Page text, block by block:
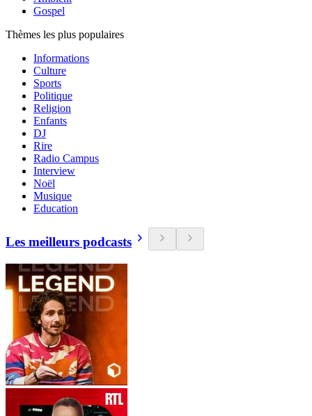
Gospel
Thèmes les plus populaires
Informations
Culture
Sports
Politique
Religion
Enfants
DJ
Rire
Radio Campus
Interview
Noël
Musique
Education
Les meilleurs podcasts